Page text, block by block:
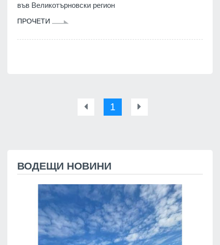
във Великотърновски регион
ПРОЧЕТИ
1
ВОДЕЩИ НОВИНИ